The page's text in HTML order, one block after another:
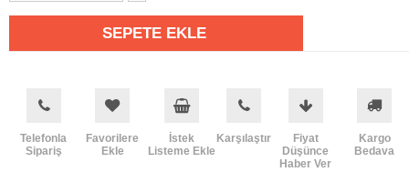
Telefonla
Sipariş
Favorilere
Ekle
İstek
Listeme Ekle
Karşılaştır
Fiyat
Düşünce
Haber Ver
Kargo
Bedava